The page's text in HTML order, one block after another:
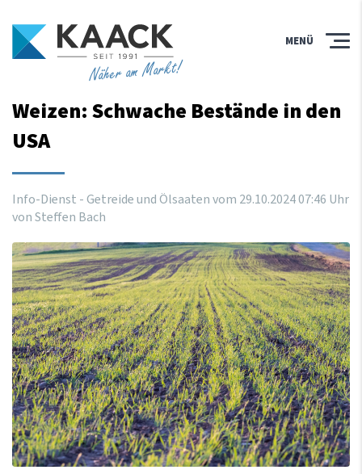
Näher am Markt!
MENÜ
Weizen: Schwache Bestände in den
USA
Info-Dienst - Getreide und Ölsaaten vom 29.10.202407:46 Uhr
von Steffen Bach